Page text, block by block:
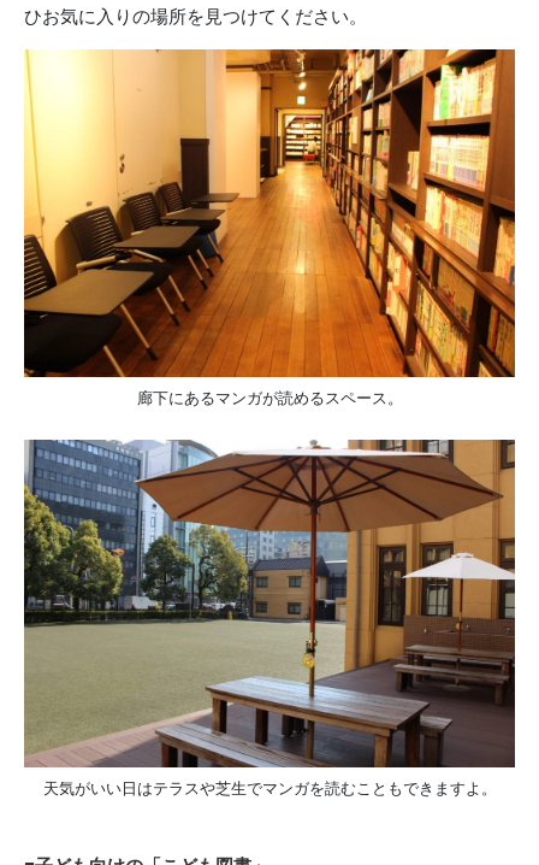
ひお気に入りの場所を見つけてください。
廊下にあるマンガが読めるスペース。
天気がいい日はテラスや芝生でマンガを読むこともできますよ。